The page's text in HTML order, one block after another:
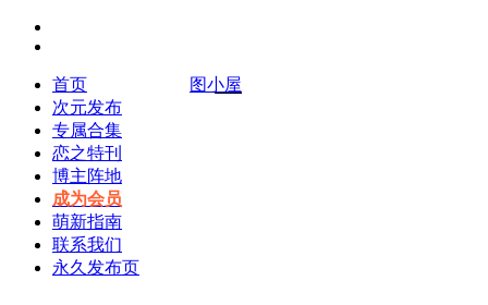
图小屋
首页
次元发布
专属合集
恋之特刊
博主阵地
成为会员
萌新指南
联系我们
永久发布页